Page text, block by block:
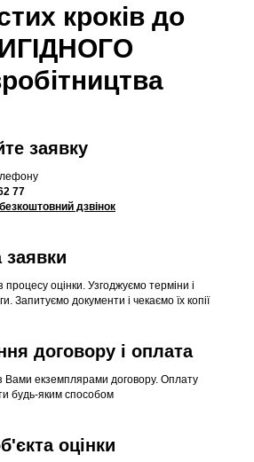
кроків до
заявку
77
безкоштовний дзвінок
процесу оцінки. Узгоджуємо терміни і
Запитуємо документи і чекаємо їх копії
договору і оплата
Вами екземплярами договору. Оплату
будь-яким способом
оцінки